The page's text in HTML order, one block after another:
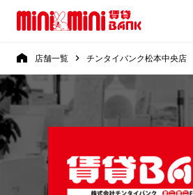
店舗一覧 チンタイバンク松本中央店